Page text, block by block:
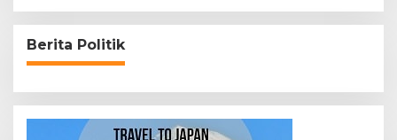
Berita Politik